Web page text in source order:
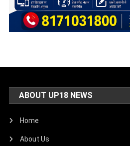
ABOUT UP18 NEWS
Home
About Us